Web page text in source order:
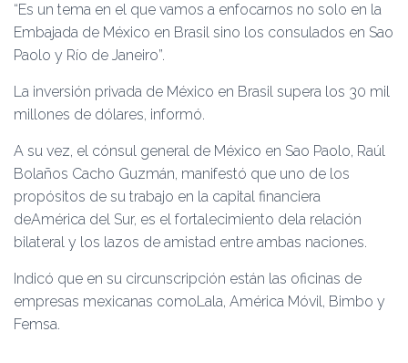
“Es un tema en el que vamos a enfocarnos no solo en la
Embajada de México en Brasil sino los consulados en Sao
Paolo y Río de Janeiro”.
La inversión privada de México en Brasil supera los 30 mil
millones de dólares, informó.
A su vez, el cónsul general de México en Sao Paolo, Raúl
Bolaños Cacho Guzmán, manifestó que uno de los
propósitos de su trabajo en la capital financiera
deAmérica del Sur, es el fortalecimiento dela relación
bilateral y los lazos de amistad entre ambas naciones.
Indicó que en su circunscripción están las oficinas de
empresas mexicanas comoLala, América Móvil, Bimbo y
Femsa.